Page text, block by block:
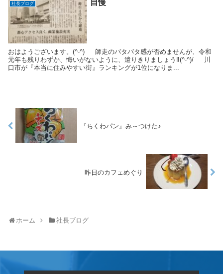
社長ブログ 自慢
おはようございます。(^-^) 師走のバタバタ感が否めませんが、令和
元年も残りわずか、悔いがないように、遣りきりましょう‼️(^-^)/ 川
口市が『本当に住みやすい街』ランキングが1位になりま...
『ちくわパン』み～つけた♪
昨日のカフェめぐり
ホーム 社長ブログ